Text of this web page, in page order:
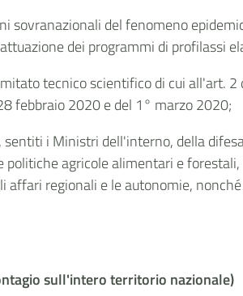
sovranazionali del fenomeno
dei programmi di profilassi
tecnico scientifico di cui all'art.
febbraio 2020 e del 1° marzo 2020;
i Ministri dell'interno, della
agricole alimentari e
affari regionali e le autonomie,
sull'intero territorio nazionale)